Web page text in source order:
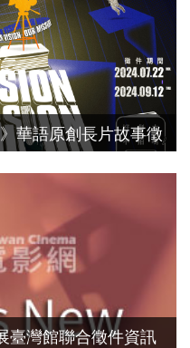
華語原創長片故事徵
臺灣館聯合徵件資訊